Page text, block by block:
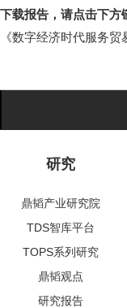
下载报告，请点击下方
《数字经济时代服务
研究
鼎韬产业研究院
TDS智库平台
TOPS系列研究
鼎韬观点
研究报告